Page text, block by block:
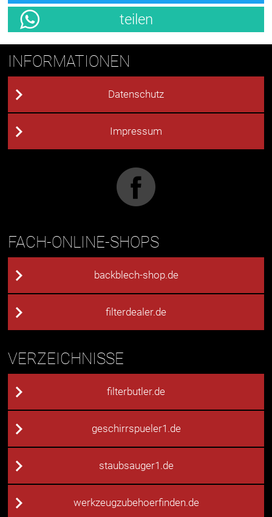
teilen
INFORMATIONEN
Datenschutz
Impressum
FACH-ONLINE-SHOPS
backblech-shop.de
filterdealer.de
VERZEICHNISSE
filterbutler.de
geschirrspueler1.de
staubsauger1.de
werkzeugzubehoerfinden.de